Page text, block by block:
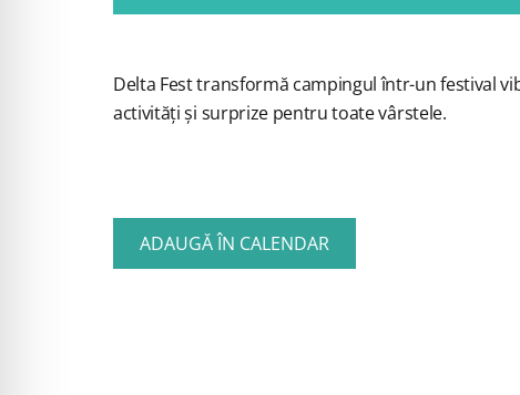
Delta Fest transformă campingul într-un festival
activități și surprize pentru toate vârstele.
ADAUGĂ ÎN CALENDAR